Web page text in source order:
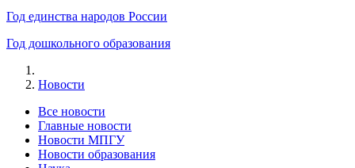
Год единства народов России
Год дошкольного образования
Новости
Все новости
Главные новости
Новости МПГУ
Новости образования